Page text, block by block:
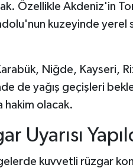
Özellikle Akdeniz'in
kuzeyinde yerel
Niğde, Kayseri,
de yağış geçişleri
hakim olacak.
Uyarısı
kuvvetli rüzgar